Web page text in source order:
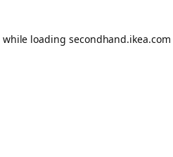
while loading secondhand.ikea.com